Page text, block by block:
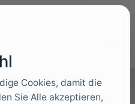
Cookies, damit die
Sie Alle akzeptieren,